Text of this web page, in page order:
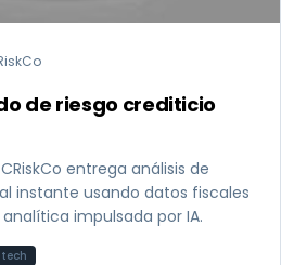
de riesgo crediticio
entrega análisis de
instante usando datos fiscales
impulsada por IA.